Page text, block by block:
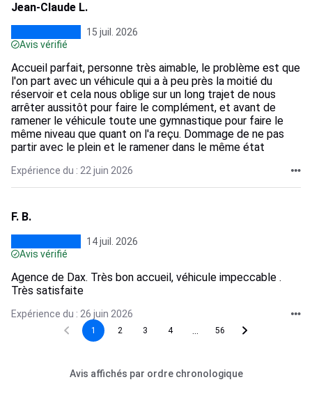
Jean-Claude L.
15 juil. 2026
Avis vérifié
Accueil parfait, personne très aimable, le problème est que
l'on part avec un véhicule qui a à peu près la moitié du
réservoir et cela nous oblige sur un long trajet de nous
arrêter aussitôt pour faire le complément, et avant de
ramener le véhicule toute une gymnastique pour faire le
même niveau que quant on l'a reçu. Dommage de ne pas
partir avec le plein et le ramener dans le même état
Expérience du : 22 juin 2026
F. B.
14 juil. 2026
Avis vérifié
Agence de Dax. Très bon accueil, véhicule impeccable .
Très satisfaite
Expérience du : 26 juin 2026
1 2 3 4 56
Avis affichés par ordre chronologique